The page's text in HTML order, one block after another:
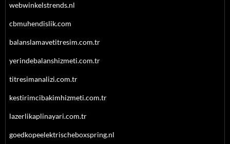
webwinkelstrends.nl
cbmuhendislik.com
balanslamavetitresim.com.tr
yerindebalanshizmeti.com.tr
titresimanalizi.com.tr
kestirimcibakimhizmeti.com.tr
lazerlikaplinayari.com.tr
goedkopeelektrischeboxspring.nl